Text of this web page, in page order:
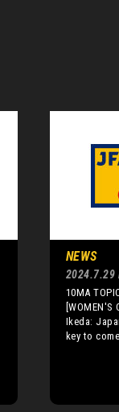
NEWS
2024.7.29
10MA
[WOMEN'S
Ikeda:
key to